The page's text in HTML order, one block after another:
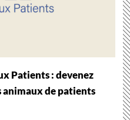
Patients : devenez
de patients